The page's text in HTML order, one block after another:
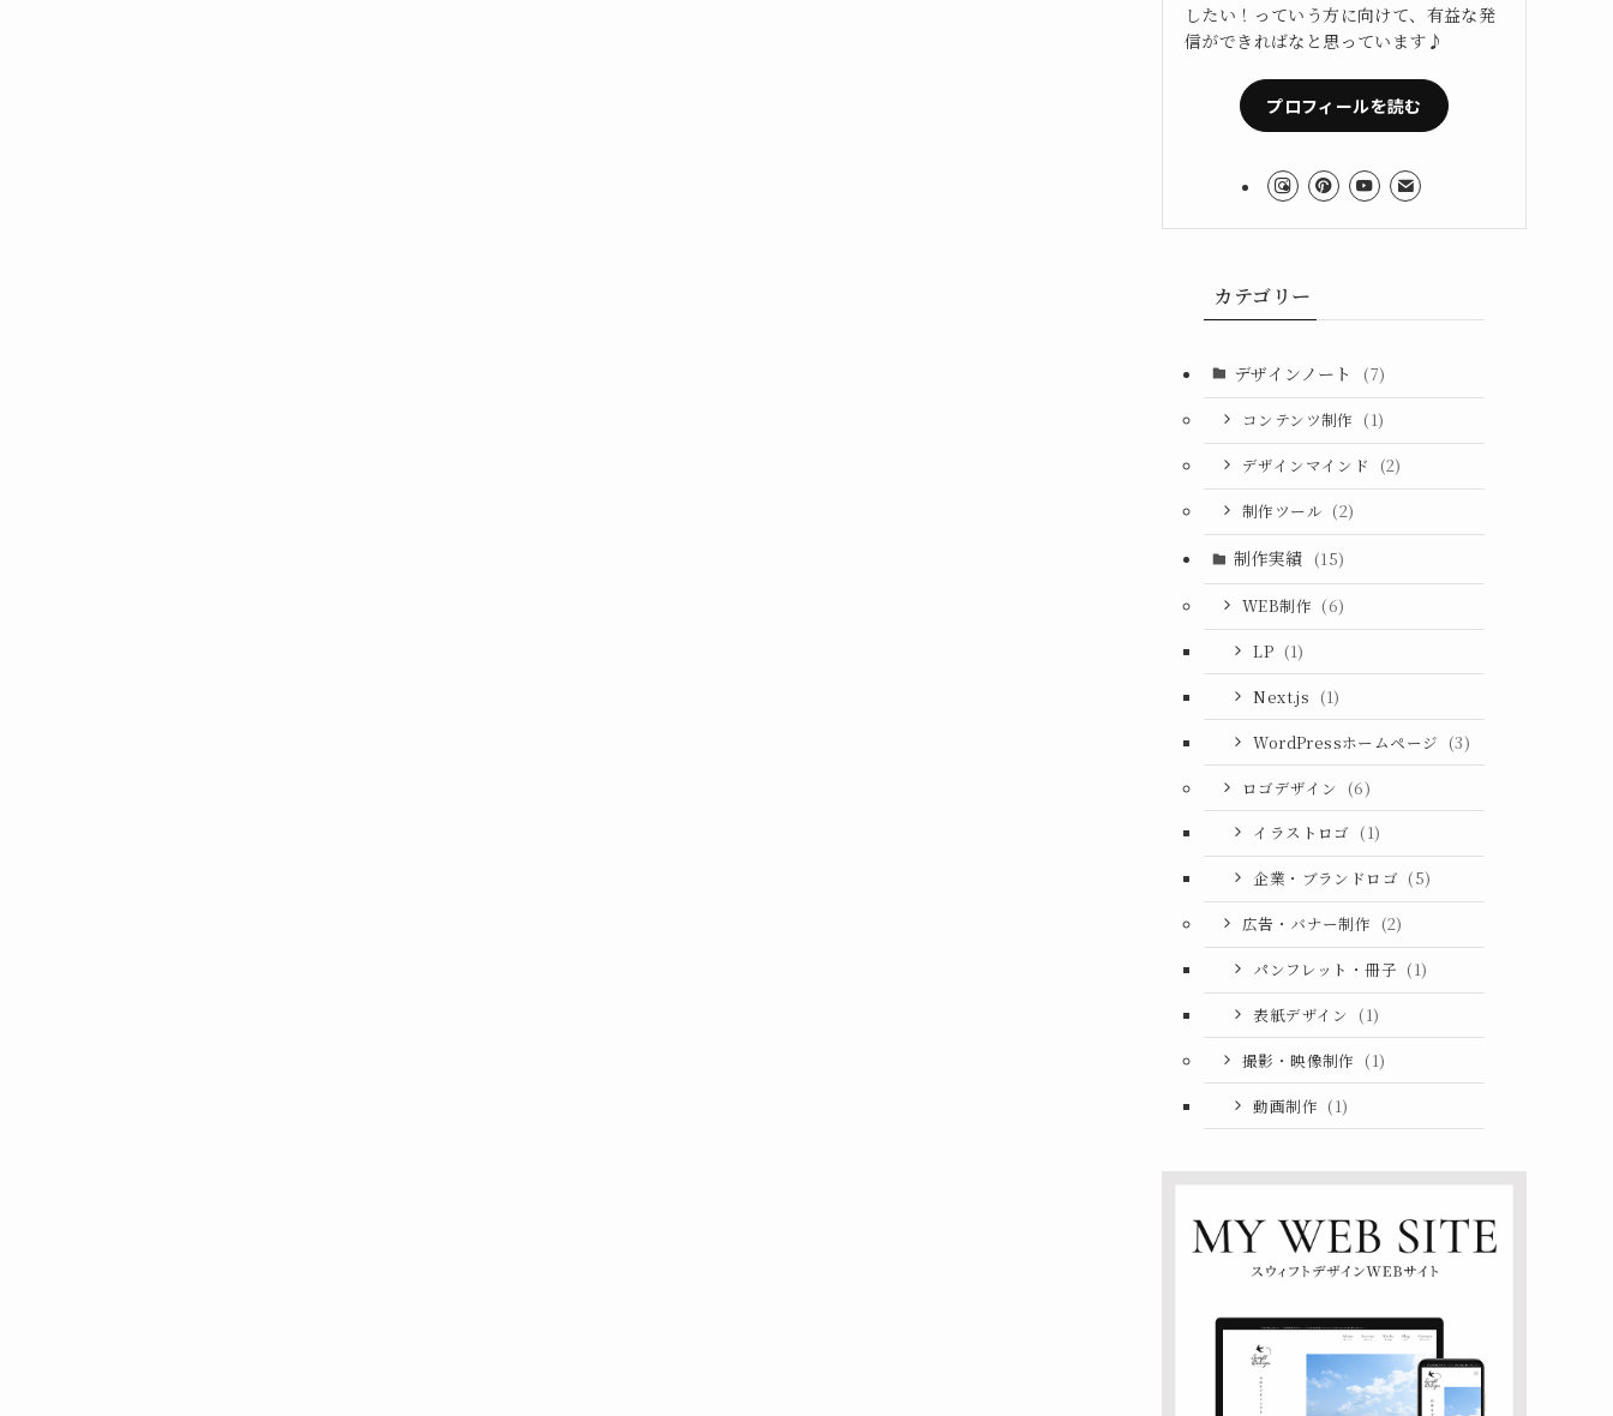
したい！っていう方に向けて、有益な発
信ができればなと思っています♪
プロフィールを読む
カテゴリー
デザインノート (7)
コンテンツ制作 (1)
デザインマインド
(2)
制作ツール (2)
制作実績 (15)
WEB制作 (6)
LP (1)
Next.js (1)
WordPressホームページ (3)
ロゴデザイン (6)
イラストロゴ (1)
企業・ブランドロゴ (5)
広告・バナー制作 (2)
パンフレット・冊子 (1)
表紙デザイン (1)
撮影・映像制作 (1)
動画制作 (1)